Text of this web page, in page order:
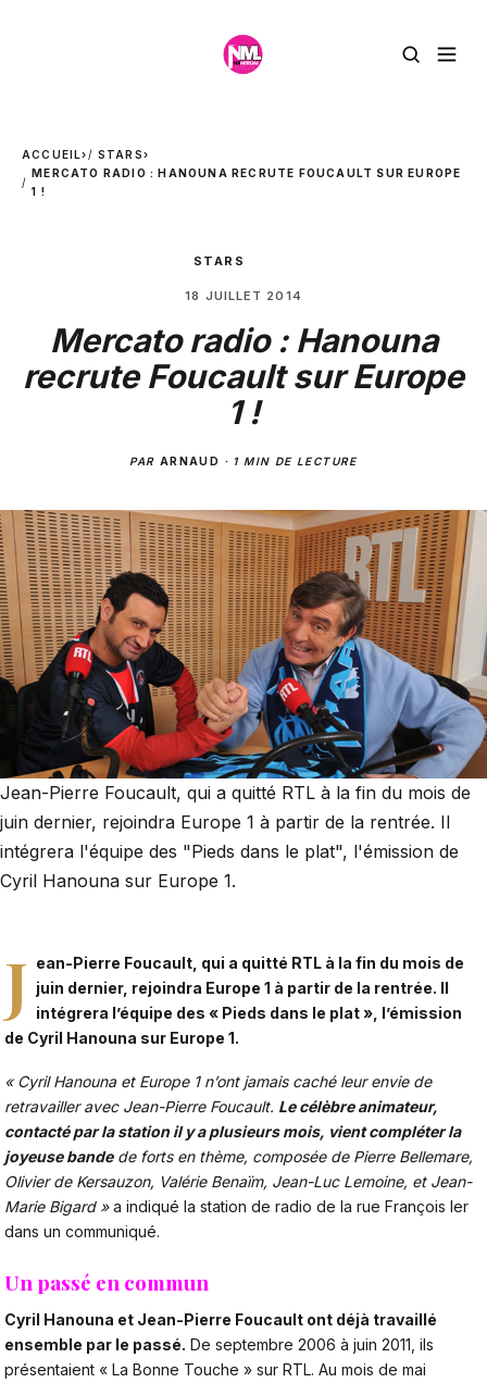
ACCUEIL› STARS›
MERCATO RADIO : HANOUNA RECRUTE FOUCAULT SUR EUROPE
1 !
STARS
18 JUILLET 2014
Mercato radio : Hanouna
recrute Foucault sur Europe
1 !
PAR ARNAUD · 1 MIN DE LECTURE
Jean-Pierre Foucault, qui a quitté RTL à la fin du mois de
juin dernier, rejoindra Europe 1 à partir de la rentrée. Il
intégrera l'équipe des "Pieds dans le plat", l'émission de
Cyril Hanouna sur Europe 1.
J ean-Pierre Foucault , qui a quitté RTL à la fin du mois de
juin dernier, rejoindra Europe 1 à partir de la rentrée. Il
intégrera l’équipe des « Pieds dans le plat », l’émission
de Cyril Hanouna sur Europe 1.
« Cyril Hanouna et Europe 1 n’ont jamais caché leur envie de
retravailler avec Jean-Pierre Foucault. Le célèbre animateur,
contacté par la station il y a plusieurs mois, vient compléter la
joyeuse bandede forts en thème, composée de Pierre Bellemare,
Olivier de Kersauzon, Valérie Benaïm, Jean-Luc Lemoine, et Jean-
Marie Bigard »a indiqué la station de radio de la rue François Ier
dans un communiqué.
Un passé en commun
Cyril Hanouna et Jean-Pierre Foucault ont déjà travaillé
ensemble par le passé. De septembre 2006 à juin 2011, ils
présentaient « La Bonne Touche » sur RTL. Au mois de mai